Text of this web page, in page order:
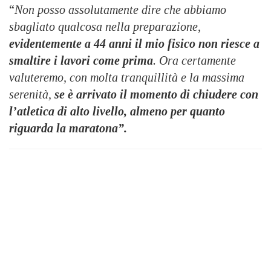
“Non posso assolutamente dire che abbiamo
sbagliato qualcosa nella preparazione,
evidentemente a 44 anni il mio fisico non riesce a
smaltire i lavori come prima. Ora certamente
valuteremo, con molta tranquillità e la massima
serenità, se è arrivato il momento di chiudere con
l’atletica di alto livello, almeno per quanto
riguarda la maratona”.